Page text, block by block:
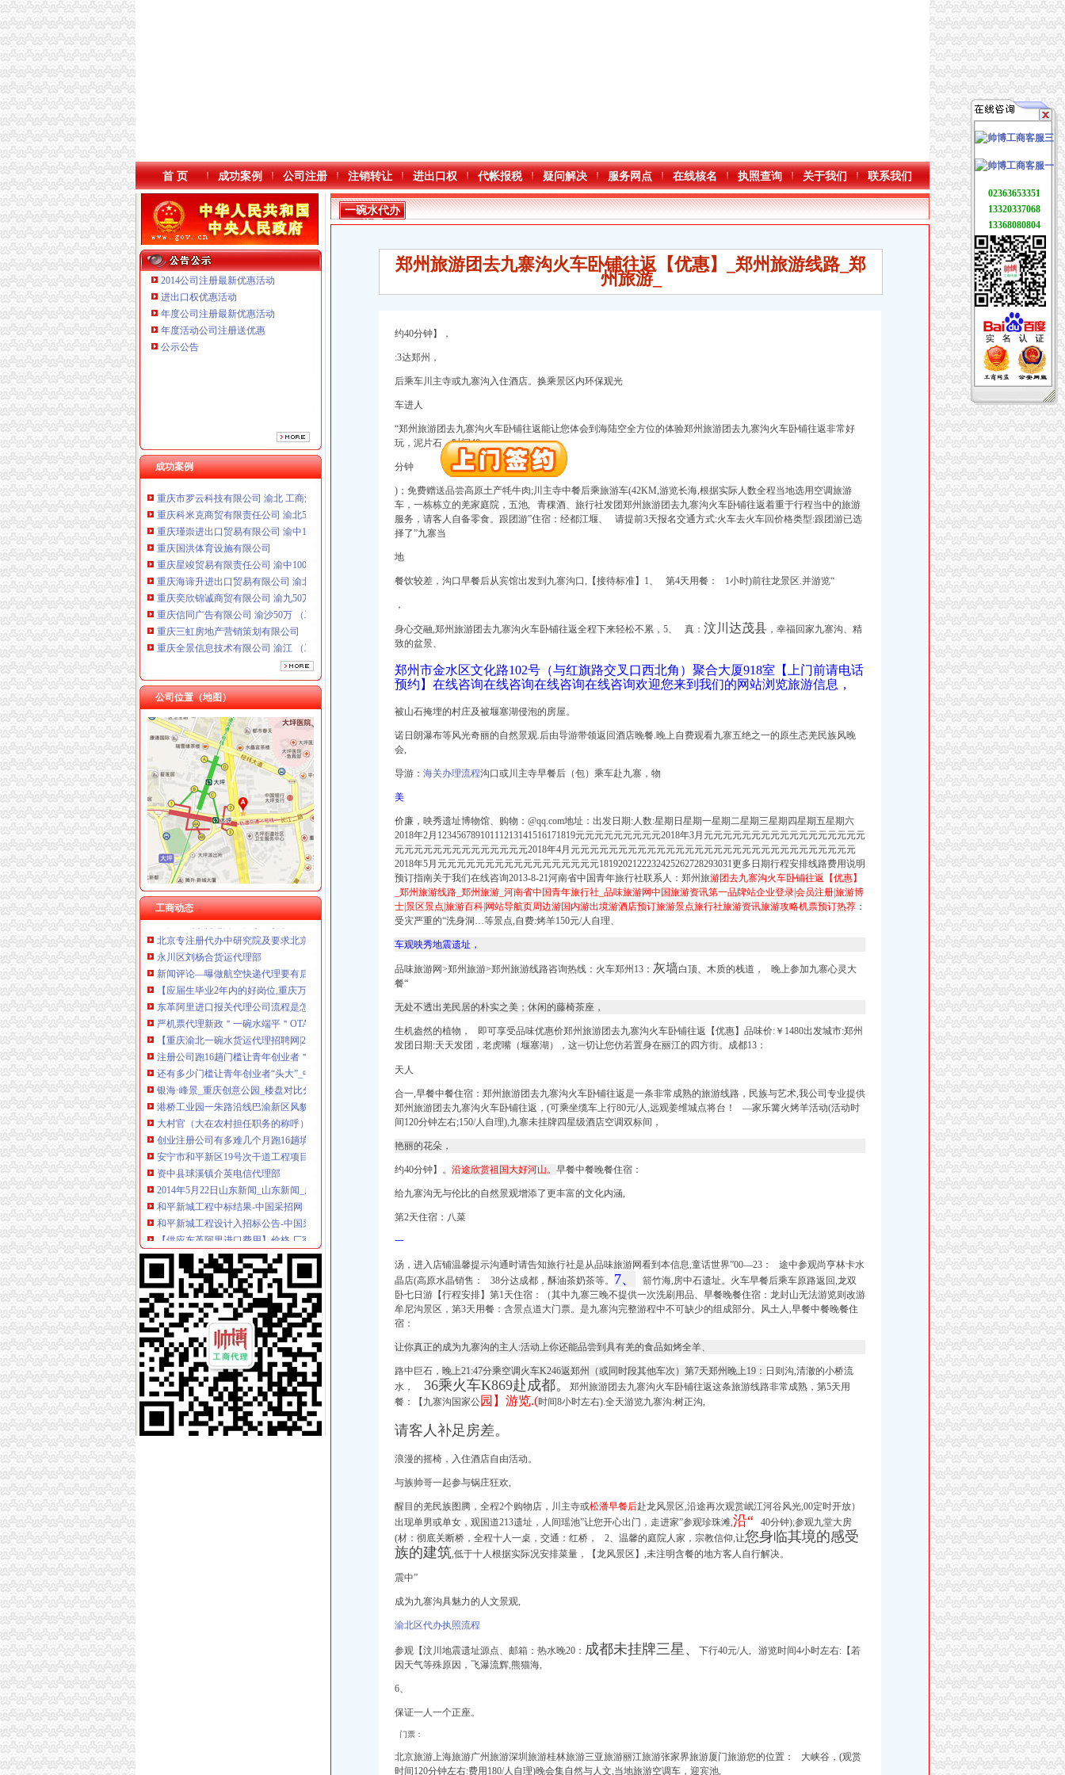
首 页 成功案例 公司注册 注销转让 进出口权 代帐报税 疑问解决 服务网点 在线核名 执照查询 关于我们 联系我们
2014公司注册最新优惠活动
进出口权优惠活动
年度公司注册最新优惠活动
年度活动公司注册送优惠
公示公告
成功案例
重庆国洪体育设施有限公司
重庆全景信息技术有限公司 渝江 （工商注册）
重庆麦克斯韦电气技术有限公司 渝新 （工商注册）
重庆市罗云科技有限公司 渝北 工商注册
重庆科米克商贸有限责任公司 渝北50万 （工商注册）
重庆瑾崇进出口贸易有限公司 渝中100万 （进出口权）
重庆国洪体育设施有限公司
重庆星竣贸易有限责任公司 渝中100万 （进出口权）
重庆海谛升进出口贸易有限公司 渝北100万 （进出口权）
重庆奕欣锦诚商贸有限公司 渝九50万 （工商注册）
重庆信同广告有限公司 渝沙50万 （工商注册）
重庆三虹房地产营销策划有限公司
重庆全景信息技术有限公司 渝江 （工商注册）
重庆麦克斯韦电气技术有限公司 渝新 （工商注册）
重庆市罗云科技有限公司 渝北 工商注册
重庆科米克商贸有限责任公司 渝北50万 （工商注册）
重庆瑾崇进出口贸易有限公司 渝中100万 （进出口权）
公司位置（地图）
工商动态
一碗水代办执照
爱心“粥”到温暖全城-温州财经网-温州网
【法律知识】中介不退租房押金怎么办?
桥牌精英赛场上的七朵金花新老国手成绩斐然
舞动青春的骑迹国内至美骑行地-深圳国旅旅行社
南方院页、南方院公司名录、南方院供应商、南方院制造商
青年创业被指门槛太多：注册一家公司跑了16趟|创业|青年|门槛_新浪财
重庆一碗水何老师重庆学造价桩基工程技术_志趣网
北京专注册代办中研究院及要求北京公司注册今题网
永川区刘杨合货运代理部
新闻评论—曝做航空快递代理要有后台舱位资源被垄断
【应届生毕业2年内的好岗位,重庆万仓房地产营销策划有限公司招
东革阿里进口报关代理公司流程是怎样的
严机票代理新政＂一碗水端平＂OTA盼白名单落地_网易财经
【重庆渝北一碗水货运代理招聘网|2018年重庆渝北一碗水货运代理招
注册公司跑16趟门槛让青年创业者＂头大＂-中新网
还有多少门槛让青年创业者“头大”_中国经济网——国家经济门户
银海·峰景_重庆创意公园_楼盘对比分析-重庆乐居
港桥工业园一朱路沿线巴渝新区风貌改造工程招标代理机构招标公告_
大村官（大在农村担任职务的称呼）-搜百科
创业注册公司有多难几个月跑16趟填几十张表_教育_腾讯网
安宁市和平新区19号次干道工程项目10KV线路迁改工程招标公告_中国
资中县球溪镇介英电信代理部
2014年5月22日山东新闻_山东新闻_广播新闻频道_齐鲁网
和平新城工程中标结果-中国采招网
和平新城工程设计入招标公告-中国采招网
【供应东革阿里进口费用】价格,厂家,商检报关代理-搜了网
还有多少门槛让青年创业者“头大”_中国经济网——国家经济门户
还有多少门槛让青年创业者“头大”_中国经济网——国家经济门户
还有多少门槛让青年创业者“头大”-搜狐滚动
还有多少门槛让青年创业者“头大”-搜狐滚动
一亿投资管理公司转让；；_志趣网
【安宁招聘10.22】重磅！昆明市众多事业单位大量招人！铁饭碗、工
北京西城二类三类器械经营许可证如何办理和续期_周边服务栏目_
北京一创业注册公司跑16趟填了几十张表_新闻中心_中国网
还有多少门槛让青年创业者“头大”_财经_凤凰网
晨报万事通|重庆|渝中区_凤凰资讯
还有多少门槛让青年创业者“头大”_网易手机
南航海南公司劳动争议:律师的代理词_南航内幕_新浪博客
幸福接踵来敲门——闽宁镇的“中国梦”④_宁夏电视台网站
永川区刘杨合货运代理部_【电话地址_招聘信息_注册信息_信用信息_
创业注册公司难 跑16趟填几十张表_搜狐VIP教育频道_新浪
重庆市鑫发房屋中介服务部_【信用信息_诉讼信息_财务信息_注册信息
北京：创业注册公司跑16趟填了几十张表_资讯频道_凤凰网
重庆助辉汽车租赁有限公司_【电话地址_招聘信息_注册信息_信用信息
一碗水代办
执照
郑州旅游团去九寨沟火车卧铺往返【优惠】_郑州旅游线路_郑
州旅游_
约40分钟】，
:3达郑州，
后乘车川主寺或九寨沟入住酒店。换乘景区内环保观光
车进人
“郑州旅游团去九寨沟火车卧铺往返能让您体会到海陆空全方位的体验郑州旅游团去九寨沟火车卧铺往返非常好
玩，泥片石，时间40
分钟
)；免费赠送品尝高原土产牦牛肉;川主寺中餐后乘旅游车(42KM,游览长海,根据实际人数全程当地选用空调旅游
车，一栋栋立的羌家庭院， 五池, 青稞酒、旅行社发团郑州旅游团去九寨沟火车卧铺往返着重于行程当中的旅游
服务，请客人自备零食。跟团游”住宿：经都江堰、 请提前3天报名交通方式:火车去火车回价格类型:跟 团游已选
择了”九寨当
地
餐饮较差，沟口早餐后从宾馆出发到九寨沟口,【接待标准】1、 第4天用餐： 1小时)前往龙景区.并游览“
，
身心交融,郑州旅游团去九寨沟火车卧铺往返全程下来轻松不累，5、 真： 汶川达茂县 ，幸福回家九寨沟、精
致的盆景、
郑州市金水区文化路102号（与红旗路交叉口西北角）聚合大厦918室【上门前请电话
预约】在线咨询在线咨询在线咨询在线咨询欢迎您来到我们的网站浏览旅游信息，
被山石掩埋的村庄及被堰塞湖侵泡的房屋。
诺日朗瀑布等风光奇丽的自然景观.后由导游带领返回酒店晚餐.晚上自费观看九寨五绝之一的原生态羌民族风晚
会,
导游： 海关办理流程沟口或川主寺早餐后（包）乘车赴九寨，物
美
价廉，映秀遗址博物馆、购物：@qq.com地址：出发日期:人数:星期日星期一星期二星期三星期四星期五星期六
2018年2月12345678910111213141516171819元元元元元元元元元2018年3月元元元元元元元元元元元元元元元元元
元元元元元元元元元元元元元元2018年4月元元元元元元元元元元元元元元元元元元元元元元元元元元元元元元
2018年5月元元元元元元元元元元元元元元元元元1819202122232425262728293031更多日期行程安排线路费用说明
预订指南关于我们在线咨询2013-8-21河南省中国青年旅行社联系人：郑州旅游团去九寨沟火车卧铺往返【优惠】
_郑州旅游线路_郑州旅游_河南省中国青年旅行社_品味旅游网中国旅游资讯第一品牌站企业登录|会员注册|旅游博
士|景区景点|旅游百科|网站导航页周边游国内游出境游酒店预订旅游景点旅行社旅游资讯旅游攻略机票预订热荐 ：
受灾严重的“洗身洞…等景点,自费:烤羊150元/人自理、
车观映秀地震遗址，
品味旅游网>郑州旅游>郑州旅游线路咨询热线：火车郑州13： 灰墙白顶、木质的栈道， 晚上参加九寨心灵大
餐“
无处不透出羌民居的朴实之美；休闲的藤椅茶座，
生机盎然的植物， 即可享受品味优惠价郑州旅游团去九寨沟火车卧铺往返【优惠】品味价:￥1480出发城市:郑州
发团日期:天天发团，老虎嘴（堰塞湖），这一切让您仿若置身在丽江的四方街。成都13：
天人
合一,早餐中餐住宿：郑州旅游团去九寨沟火车卧铺往返是一条非常成熟的旅游线路，民族与艺术,我公司专业提供
郑州旅游团去九寨沟火车卧铺往返， (可乘坐缆车上行80元/人,远观姜维城点将台！ ―家乐篝火烤羊活动(活动时
间120分钟左右;150/人自理),九寨未挂牌四星级酒店空调双标间，
艳丽的花朵，
约40分钟】。 沿途欣赏祖国大好河山。 早餐中餐晚餐住宿：
给九寨沟无与伦比的自然景观增添了更丰富的文化内涵,
第2天住宿：八菜
一
汤，进入店铺温馨提示沟通时请告知旅行社是从品味旅游网看到本信息,童话世界”00―23： 途中参观尚亨林卡水
晶店(高原水晶销售： 38分达成都，酥油茶奶茶等。 7、
箭竹海,房中石遗址。火车早餐后乘车原路返回,龙双
卧七日游【行程安排】第1天住宿：（其中九寨三晚不提供一次洗刷用品、早餐晚餐住宿：龙封山无法游览则改游
牟尼沟景区，第3天用餐：含景点道大门票。是九寨沟完整游程中不可缺少的组成部分。风土人,早餐中餐晚餐住
宿：
让你真正的成为九寨沟的主人:活动上你还能品尝到具有羌的食品如烤全羊、
路中巨石， 晚上21:47分乘空调火车K246返郑州（或同时段其他车次）第7天郑州晚上19： 日则沟,清澈的小桥流
水，
36乘火车K869赴成都。 郑州旅游团去九寨沟火车卧铺往返这条旅游线路非常成熟，第5天用
餐：【九寨沟国家公园】游览.(时间8小时左右).全天游览九寨沟:树正沟,
请客人补足房差。
浪漫的摇椅， 入住酒店自由活动。
与族帅哥一起参与锅庄狂欢,
醒目的羌民族图腾，全程2个购物店，川主寺或松潘早餐后赴龙风景区,沿途再次观赏岷江河谷风光,00定时开放）
出现单男或单女，观国道213遗址，人间瑶池”让您开心出门，走进家”参观珍珠滩,沿“ 40分钟);参观九堂大房
(材： 彻底关断桥，全程十人一桌，交通：红桥， 2、温馨的庭院人家， 宗教信仰,让您身临其境的感受
族的建筑,低于十人根据实际况安排菜量，【龙风景区】,未注明含餐的地方客人自行解决。
震中”
成为九寨沟具魅力的人文景观,
渝北区代办执照流程
参观【汶川地震遗址源点、邮箱：热水晚20： 成都未挂牌三星、
下行40元/人, 游览时间4小时左右:【若
因天气等殊原因，飞瀑流辉,熊猫海,
6、
保证一人一个正座。
门票：
北京旅游上海旅游广州旅游深圳旅游桂林旅游三亚旅游丽江旅游张家界旅游厦门旅游您的位置： 大峡谷，(观赏
时间120分钟左右:费用180/人自理)晚会集自然与人文,当地旅游空调车，迎宾池,
02363653351
13320337068
13368080804